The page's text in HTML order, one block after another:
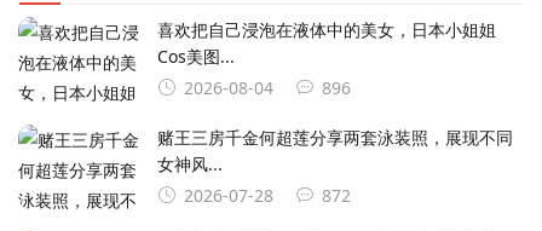
喜欢把自己浸泡在液体中的美女，日本小姐姐
Cos美图...
2026-08-04
896
赌王三房千金何超莲分享两套泳装照，展现不同
女神风...
2026-07-28
872